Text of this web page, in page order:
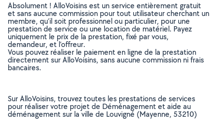
Absolument ! AlloVoisins est un service entièrement gratuit
et sans aucune commission pour tout utilisateur cherchant un
membre, qu’il soit professionnel ou particulier, pour une
prestation de service ou une location de matériel. Payez
uniquement le prix de la prestation, fixé par vous,
demandeur, et l’offreur.
Vous pouvez réaliser le paiement en ligne de la prestation
directement sur AlloVoisins, sans aucune commission ni frais
bancaires.
Sur AlloVoisins, trouvez toutes les prestations de services
pour réaliser votre projet de Déménagement et aide au
déménagement sur la ville de Louvigné (Mayenne, 53210)